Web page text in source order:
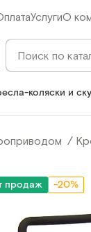
УслугиО
коляски и
продаж -20%